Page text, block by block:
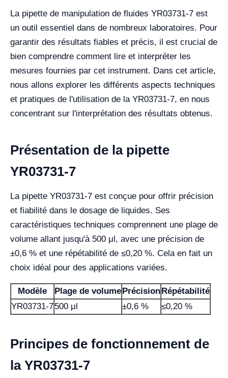
La pipette de manipulation de fluides YR03731-7 est
un outil essentiel dans de nombreux laboratoires. Pour
garantir des résultats fiables et précis, il est crucial de
bien comprendre comment lire et interpréter les
mesures fournies par cet instrument. Dans cet article,
nous allons explorer les différents aspects techniques
et pratiques de l'utilisation de la YR03731-7, en nous
concentrant sur l'interprétation des résultats obtenus.
Présentation de la pipette
YR03731-7
La pipette YR03731-7 est conçue pour offrir précision
et fiabilité dans le dosage de liquides. Ses
caractéristiques techniques comprennent une plage de
volume allant jusqu'à 500 μl, avec une précision de
±0,6 % et une répétabilité de ≤0,20 %. Cela en fait un
choix idéal pour des applications variées.
Modèle Plage de volumePrécisionRépétabilité
YR03731-7500 μl ±0,6 % ≤0,20 %
Principes de fonctionnement de
la YR03731-7